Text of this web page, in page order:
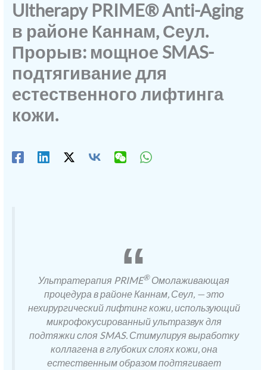
Ultherapy PRIME® Anti-Aging
в районе Каннам, Сеул.
Прорыв: мощное SMAS-
подтягивание для
естественного лифтинга
кожи.
Ультратерапия PRIME®Омолаживающая
процедура в районе Каннам, Сеул, — это
нехирургический лифтинг кожи, использующий
микрофокусированный ультразвук для
подтяжки слоя SMAS. Стимулируя выработку
коллагена в глубоких слоях кожи, она
естественным образом подтягивает